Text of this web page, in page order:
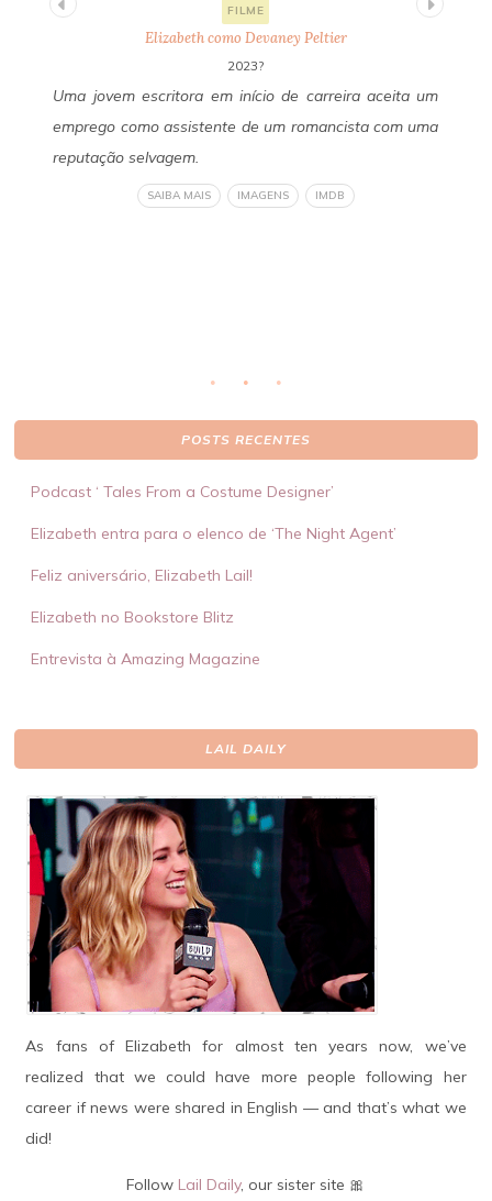
FILME
Elizabeth como Devaney Peltier
2023?
Uma jovem escritora em início de carreira aceita um
emprego como assistente de um romancista com uma
reputação selvagem.
SAIBA MAIS IMAGENS IMDB
POSTS RECENTES
Podcast ‘ Tales From a Costume Designer’
Elizabeth entra para o elenco de ‘The Night Agent’
Feliz aniversário, Elizabeth Lail!
Elizabeth no Bookstore Blitz
Entrevista à Amazing Magazine
LAIL DAILY
As fans of Elizabeth for almost ten years now, we’ve
realized that we could have more people following her
career if news were shared in English — and that’s what we
did!
Follow Lail Daily, our sister site 🎀